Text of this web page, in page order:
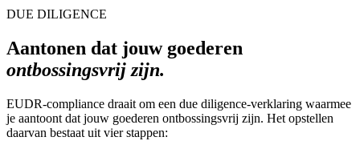
DUE DILIGENCE
Aantonen dat jouw goederen
ontbossingsvrij zijn.
EUDR-compliance draait om een due diligence-verklaring waarmee
je aantoont dat jouw goederen ontbossingsvrij zijn. Het opstellen
daarvan bestaat uit vier stappen: